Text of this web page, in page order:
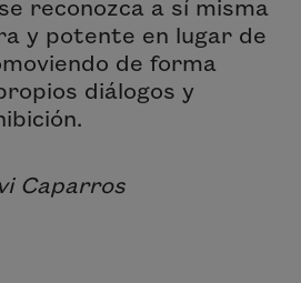
reconozca a sí misma
y potente en lugar de
de forma
diálogos y
Caparros